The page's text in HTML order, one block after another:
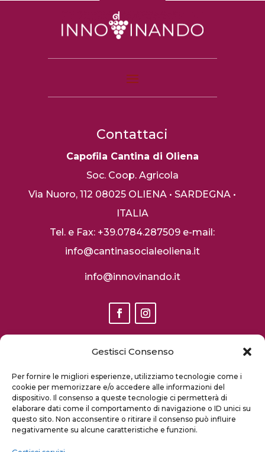
Gestisci Consenso
Per fornire le migliori esperienze, utilizziamo tecnologie come i
cookie per memorizzare e/o accedere alle informazioni del
dispositivo. Il consenso a queste tecnologie ci permetterà di
elaborare dati come il comportamento di navigazione o ID unici su
questo sito. Non acconsentire o ritirare il consenso può influire
negativamente su alcune caratteristiche e funzioni.
Contattaci
Capofila Cantina di Oliena
Soc. Coop. Agricola
Via Nuoro, 112 08025 OLIENA • SARDEGNA •
ITALIA
Tel. e Fax: +39.0784.287509 e-mail:
info@cantinasocialeoliena.it
info@innovinando.it
fase